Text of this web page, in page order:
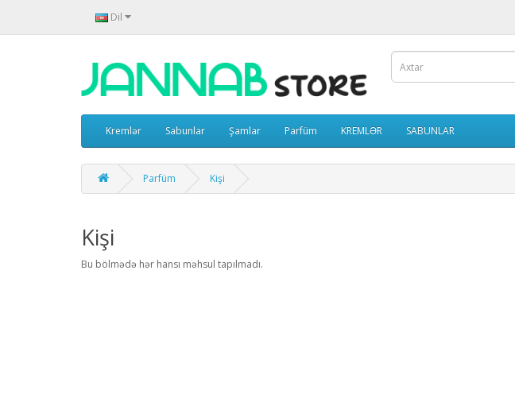
Dil
Kremlər Sabunlar Şamlar Parfüm KREMLƏR SABUNLAR
Parfüm Kişi
Kişi
Bu bölmədə hər hansı məhsul tapılmadı.